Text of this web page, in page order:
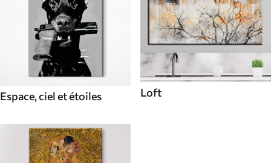
Espace, ciel et étoiles Loft